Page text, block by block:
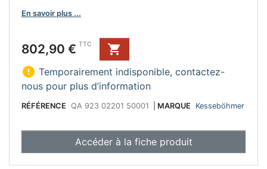
En savoir plus ...
Prix
802,90 € TTC

 Temporairement indisponible, contactez-
nous pour plus d’information
RÉFÉRENCE QA 923 02201 50001 MARQUE Kesseböhmer
Accéder à la fiche produit